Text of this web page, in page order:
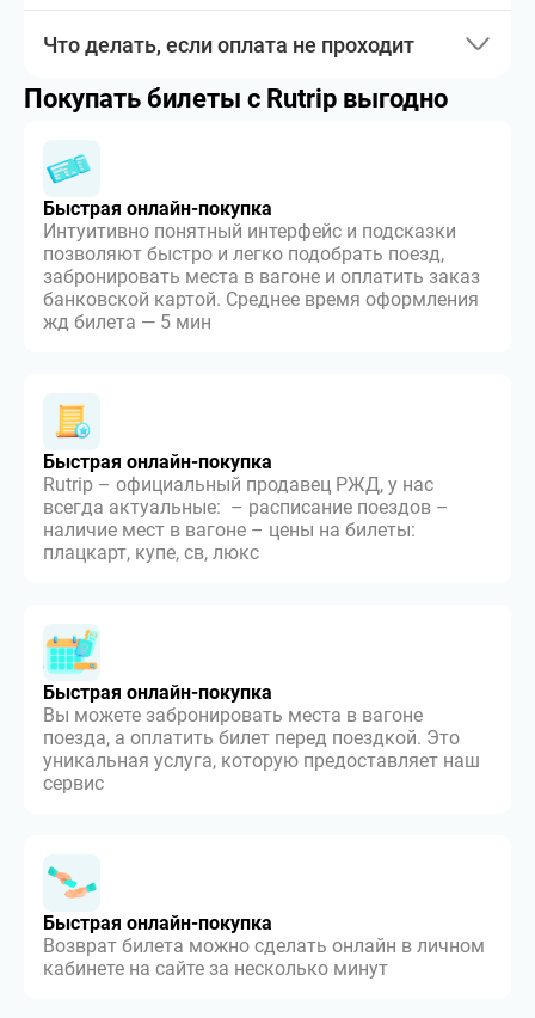
Что делать, если оплата не проходит
Покупать билеты с Rutrip выгодно
Быстрая онлайн-покупка
Интуитивно понятный интерфейс и подсказки
позволяют быстро и легко подобрать поезд,
забронировать места в вагоне и оплатить заказ
банковской картой. Среднее время оформления
жд билета — 5 мин
Быстрая онлайн-покупка
Rutrip – официальный продавец РЖД, у нас
всегда актуальные: – расписание поездов –
наличие мест в вагоне – цены на билеты:
плацкарт, купе, св, люкс
Быстрая онлайн-покупка
Вы можете забронировать места в вагоне
поезда, а оплатить билет перед поездкой. Это
уникальная услуга, которую предоставляет наш
сервис
Быстрая онлайн-покупка
Возврат билета можно сделать онлайн в личном
кабинете на сайте за несколько минут